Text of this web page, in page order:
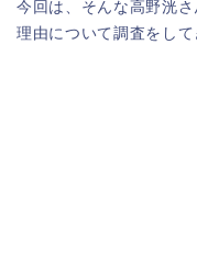
今回は、そんな高野洸
理由について調査をし